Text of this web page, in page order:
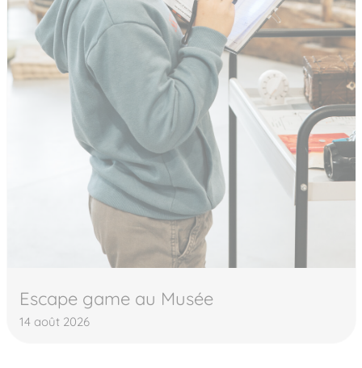
Escape game au Musée
14 août 2026